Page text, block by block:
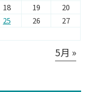
18 19
20
25 26
27
5月 »